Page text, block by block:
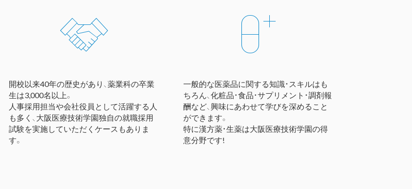
開校以来40年の歴史があり、薬業科の卒業
生は3,000名以上。
人事採用担当や会社役員として活躍する人
も多く、大阪医療技術学園独自の就職採用
試験を実施していただくケースもありま
す。
一般的な医薬品に関する知識・スキルはも
ちろん、化粧品・食品・サプリメント・調剤報
酬など、興味にあわせて学びを深めること
ができます。
特に漢方薬・生薬は大阪医療技術学園の得
意分野です!